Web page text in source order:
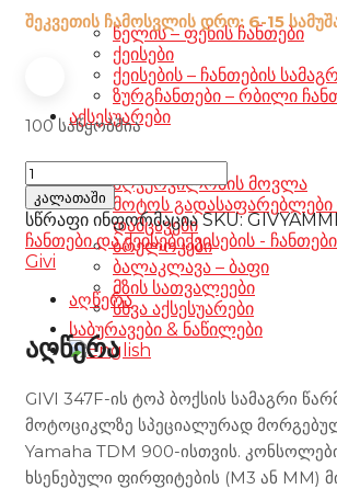
წელის – ფეხის ჩანთები
ქეისები
ქეისების – ჩანთების
ზურგჩანთები – რბილი
აქსესუარები
აღჭურვილობის მოვლა
მოტოს გადასაფარებლები
დამცავები
ბრელოკები
ბალაკლავა – ბაფი
მზის სათვალეები
სხვა აქსესუარები
საბურავები & ნაწილები
შეკვეთის ჩამოსვლის დრო: 6-15
100 საწყობშია
347F
TOP
BOX
RACK
FOR
YAMAHA
TDM
GIVI
რაოდენობა
კალათაში
სწრაფი ინფორმაცია SKU:
ჩანთები და ქეისებიქეისების -
Givi
აღწერა
აღწერა
GIVI 347F-ის ტოპ ბოქსის სამაგრი
მოტოციკლზე სპეციალურად
Yamaha TDM 900-ისთვის.
ხსენებული ფირფიტების (M3 ან MM)